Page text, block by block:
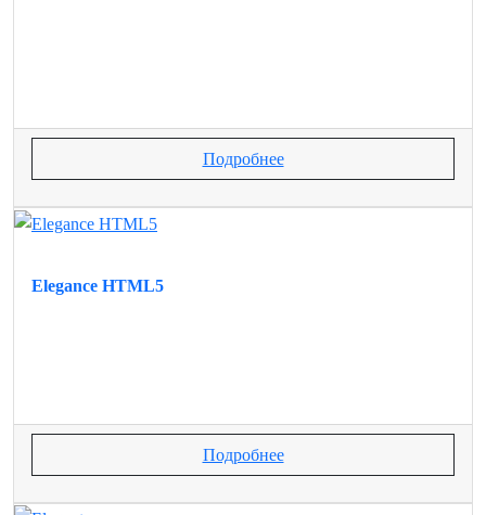
Подробнее
Elegance HTML5
Подробнее